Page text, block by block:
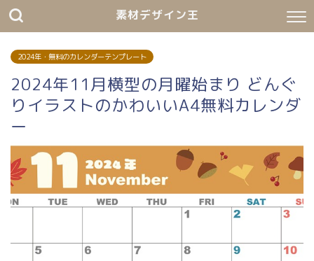
素材デザイン王
2024年・無料のカレンダーテンプレート
2024年11月横型の月曜始まり どんぐ
りイラストのかわいいA4無料カレンダ
ー